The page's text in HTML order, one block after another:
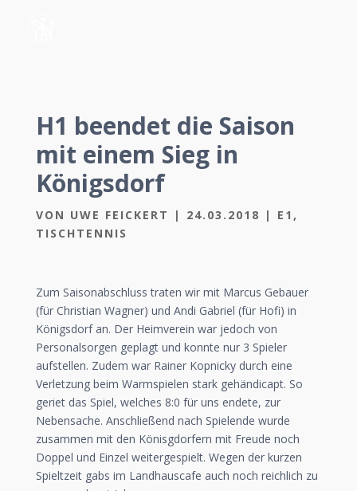
H1 beendet die Saison
mit einem Sieg in
Königsdorf
VON UWE FEICKERT | 24.03.2018 | E1 ,
TISCHTENNIS
Zum Saisonabschluss traten wir mit Marcus Gebauer
(für Christian Wagner) und Andi Gabriel (für Hofi) in
Königsdorf an. Der Heimverein war jedoch von
Personalsorgen geplagt und konnte nur 3 Spieler
aufstellen. Zudem war Rainer Kopnicky durch eine
Verletzung beim Warmspielen stark gehändicapt. So
geriet das Spiel, welches 8:0 für uns endete, zur
Nebensache. Anschließend nach Spielende wurde
zusammen mit den Könisgdorfern mit Freude noch
Doppel und Einzel weitergespielt. Wegen der kurzen
Spieltzeit gabs im Landhauscafe auch noch reichlich zu